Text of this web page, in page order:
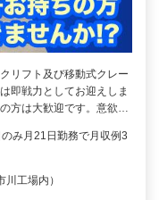
リフト及び移動式クレー
即戦力としてお迎えしま
方は大歓迎です。意欲…
み月21日勤務で月収例3
工場内）